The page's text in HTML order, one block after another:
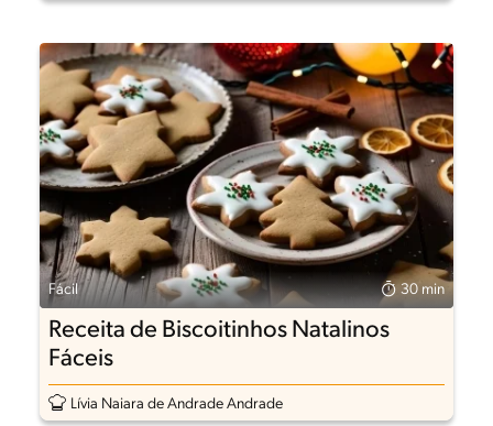
Fácil 30 min
Receita de Biscoitinhos Natalinos
Fáceis
Lívia Naiara de Andrade Andrade